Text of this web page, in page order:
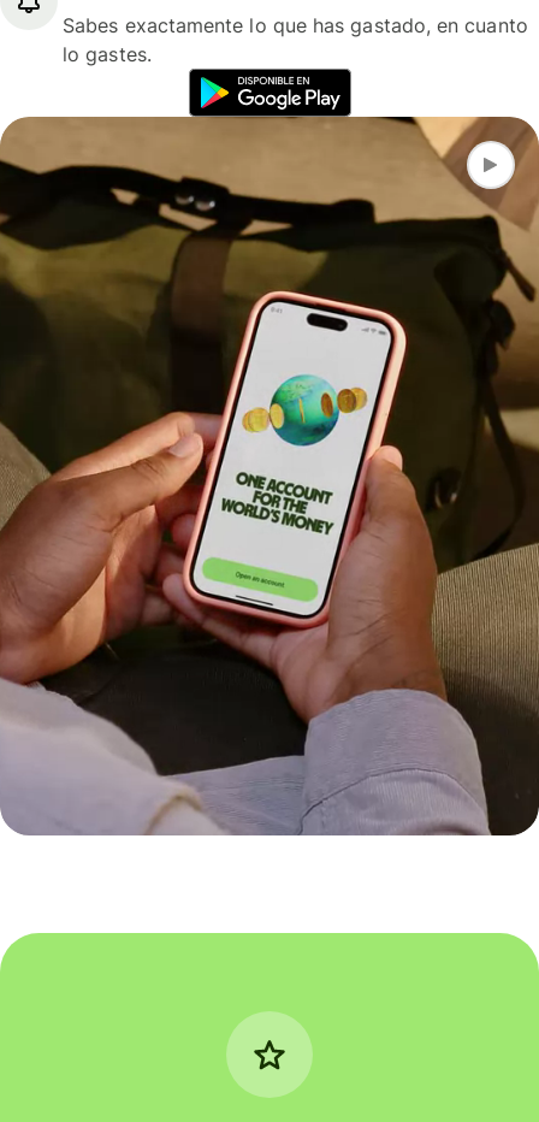
Sabes exactamente lo que has gastado, en cuanto
lo gastes.